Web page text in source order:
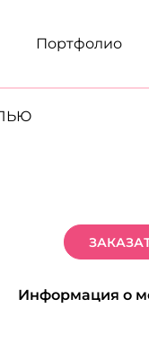
Портфолио
Информация о